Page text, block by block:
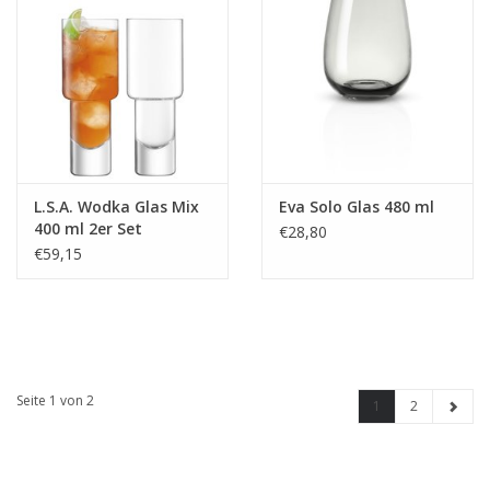
L.S.A. Wodka Glas Mix
400 ml 2er Set
€59,15
Eva Solo Glas 480 ml
€28,80
Seite 1 von 2 1 2